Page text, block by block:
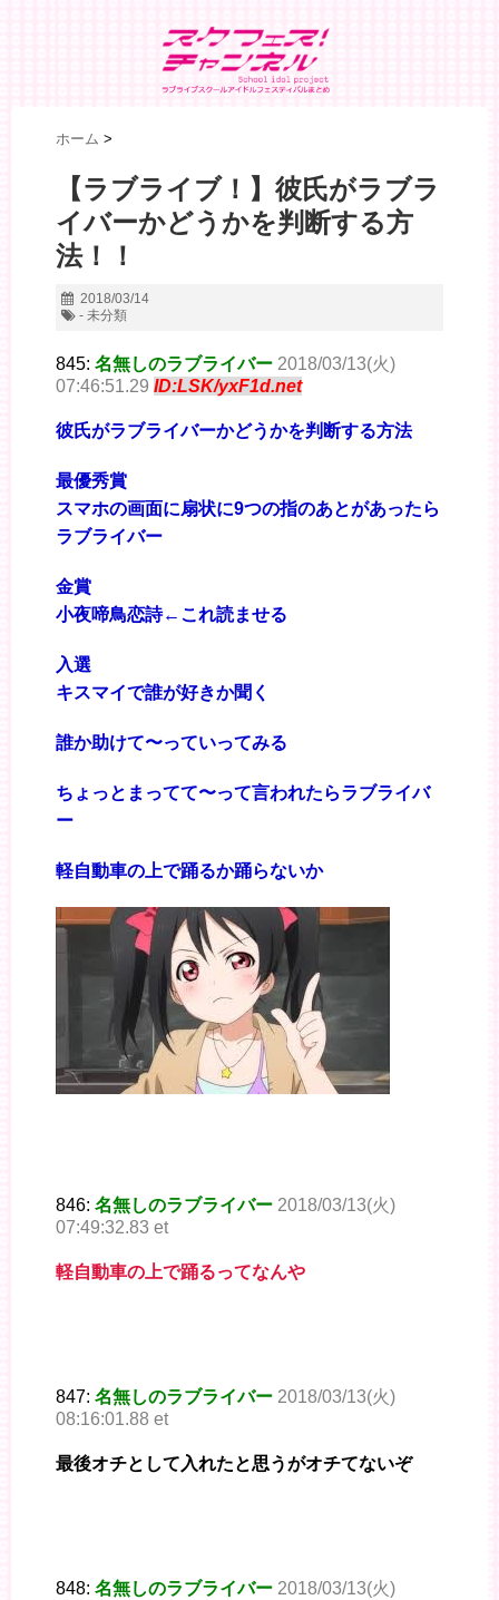
ホーム >
【ラブライブ！】彼氏がラブラ
イバーかどうかを判断する方
法！！
2018/03/14
- 未分類
845: 名無しのラブライバー 2018/03/13(火)
07:46:51.29 ID:LSK/yxF1d.net
彼氏がラブライバーかどうかを判断する方法
最優秀賞
スマホの画面に扇状に9つの指のあとがあったら
ラブライバー
金賞
小夜啼鳥恋詩←これ読ませる
入選
キスマイで誰が好きか聞く
誰か助けて〜っていってみる
ちょっとまってて〜って言われたらラブライバ
ー
軽自動車の上で踊るか踊らないか
846: 名無しのラブライバー 2018/03/13(火)
07:49:32.83 et
軽自動車の上で踊るってなんや
847: 名無しのラブライバー 2018/03/13(火)
08:16:01.88 et
最後オチとして入れたと思うがオチてないぞ
848: 名無しのラブライバー 2018/03/13(火)